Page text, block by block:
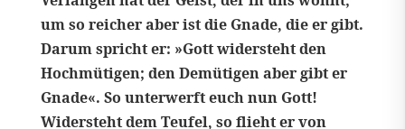
um so reicher aber ist die Gnade, die er gibt.
Darum spricht er: »Gott widersteht den
Hochmütigen; den Demütigen aber gibt er
Gnade«. So unterwerft euch nun Gott!
Widersteht dem Teufel, so flieht er von